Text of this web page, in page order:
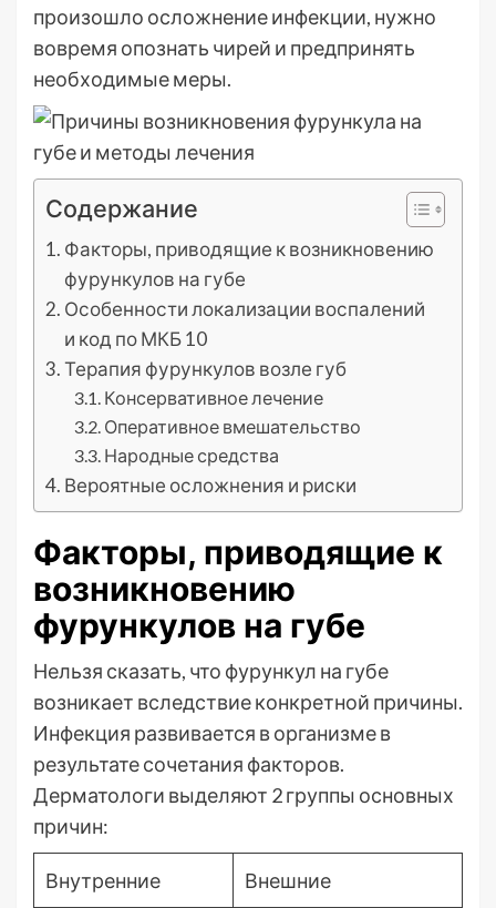
произошло осложнение инфекции, нужно
вовремя опознать чирей и предпринять
необходимые меры.
Содержание
Факторы, приводящие к возникновению
фурункулов на губе
Особенности локализации воспалений
и код по МКБ 10
Терапия фурункулов возле губ
Консервативное лечение
Оперативное вмешательство
Народные средства
Вероятные осложнения и риски
Факторы, приводящие к
возникновению
фурункулов на губе
Нельзя сказать, что фурункул на губе
возникает вследствие конкретной причины.
Инфекция развивается в организме в
результате сочетания факторов.
Дерматологи выделяют 2 группы основных
причин:
Внутренние Внешние